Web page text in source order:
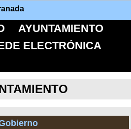
AYUNTAMIENTO
ELECTRÓNICA